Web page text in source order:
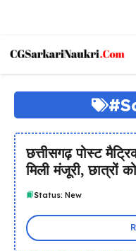
content
छत्तीसगढ़ पोस्ट
मिली मंजूरी, छात्रों
Status: New